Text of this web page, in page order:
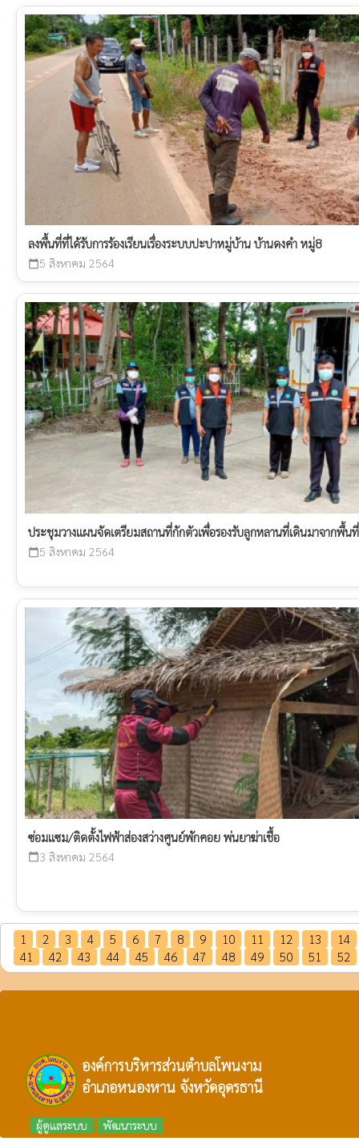
ลงพื้นที่ที่ได้รับการร้องเรียนเรื่องระบบปะปาหมู่บ้าน บ้านดงคำ หมู่8
calendar_today5 สิงหาคม 2564
ประชุมวางแผนจัดเตรียมสถานที่กักตัวเพื่อรองรับลูกหลานที่เดินมาจากพื้น
calendar_today5 สิงหาคม 2564
ซ่อมแซม/ติดตั้งไฟฟ้าส่องสว่างศูนย์พักคอย พ่นยาฆ่าเชื้อ
calendar_today 3 สิงหาคม 2564
1 2 3 4 5 6 7 8 9 10 11 12 13
14
41
42 43 44 45 46 47 48 49 50 51 52
องค์การบริหารส่วนตำบลโพนงาม
อำเภอหนองหาน จังหวัดอุดรธานี
ผู้ดูแลระบบ พัฒนาระบบ